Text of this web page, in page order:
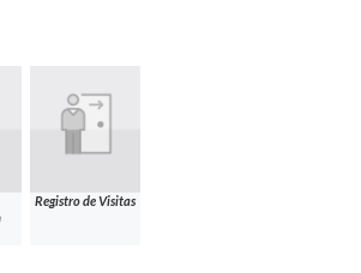
Registro de Visitas